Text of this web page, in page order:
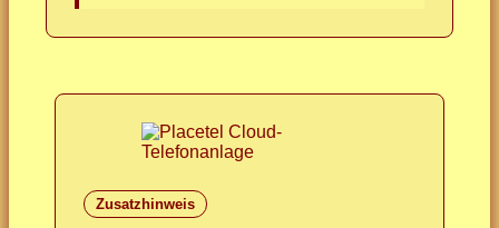
Zusatzhinweis